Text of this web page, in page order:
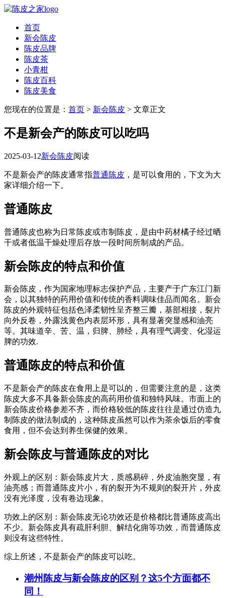
首页
新会陈皮
陈皮品牌
陈皮茶
小青柑
陈皮百科
陈皮美食
您现在的位置是： 首页 > 新会陈皮 > 文章正文
不是新会产的陈皮可以吃吗
2025-03-12新会陈皮阅读
不是新会产的陈皮通常指普通陈皮 ，是可以食用的，下文为大
家详细介绍一下。
普通陈皮
普通陈皮也称为日常陈皮或市制陈皮，是由中药材橘子经过晒
干或者低温干燥处理后存放一段时间所制成的产品。
新会陈皮的特点和价值
新会陈皮，作为国家地理标志保护产品，主要产于广东江门新
会，以其独特的药用价值和传统的香料调味佳品而闻名。新会
陈皮的外观特征包括色泽柔韧性呈齐整三瓣，基部相接，裂片
向外反卷，外露浅黄色内表层环形，具有显著突显感和油亮
等。其味道辛、苦、温，归脾、肺经，具有理气调变、化湿运
脾的功效.
普通陈皮的特点和价值
不是新会产的陈皮在食用上是可以的，但需要注意的是，这类
陈皮大多不具备新会陈皮的高药用价值和独特风味。市面上的
新会陈皮价格参差不齐，而价格较低的陈皮往往是通过仿造九
制陈皮的做法制成的，这种陈皮虽然可以作为茶余饭后的零食
食用，但不会达到养生保健的效果。
新会陈皮与普通陈皮的对比
外观上的区别：新会陈皮片大，质感易碎，外皮油胞突显，有
油亮感；而普通陈皮片小，有的裂开为不规则的裂开片，外皮
没有光泽度，没有卷边现象。
功效上的区别：新会陈皮无论功效还是价格都比普通陈皮高出
不少。新会陈皮具有疏肝利胆、解结化痈等功效，而普通陈皮
则没有这些特性。
综上所述，不是新会产的陈皮可以吃。
潮州陈皮与新会陈皮的区别？这5个方面都不
同！